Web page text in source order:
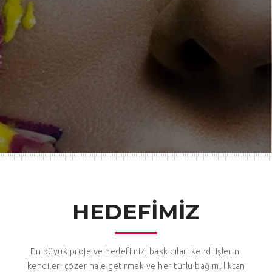
HEDEFİMİZ
En büyük proje ve hedefimiz, baskıcıları kendi işlerini
kendileri çözer hale getirmek ve her türlü bağımlılıktan